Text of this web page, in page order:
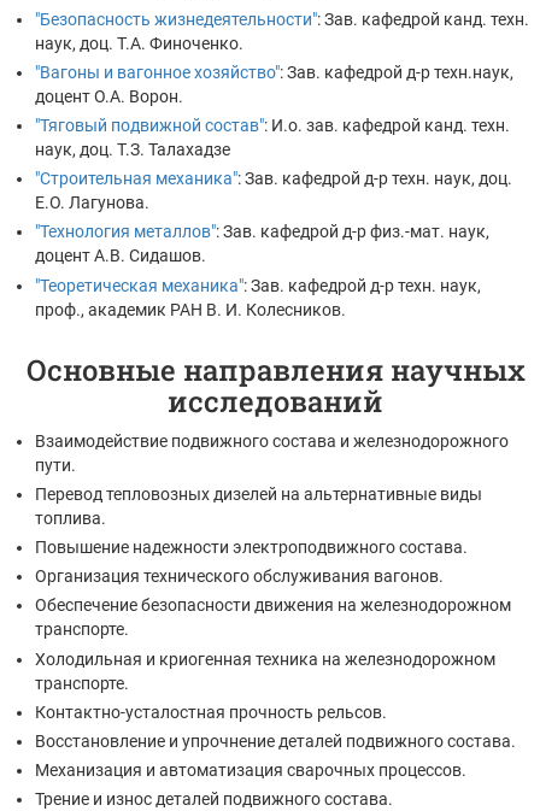
"Безопасность жизнедеятельности": Зав. кафедрой канд. техн.
наук, доц. Т.А. Финоченко.
"Вагоны и вагонное хозяйство": Зав. кафедрой д-р техн.наук,
доцент О.А. Ворон.
"Тяговый подвижной состав": И.о. зав. кафедрой канд. техн.
наук, доц. Т.З. Талахадзе
"Строительная механика": Зав. кафедрой д-р техн. наук, доц.
Е.О. Лагунова.
"Технология металлов": Зав. кафедрой д-р физ.-мат. наук,
доцент А.В. Сидашов.
"Теоретическая механика": Зав. кафедрой д-р техн. наук,
проф., академик РАН В. И. Колесников.
Основные направления научных
исследований
Взаимодействие подвижного состава и железнодорожного
пути.
Перевод тепловозных дизелей на альтернативные виды
топлива.
Повышение надежности электроподвижного состава.
Организация технического обслуживания вагонов.
Обеспечение безопасности движения на железнодорожном
транспорте.
Холодильная и криогенная техника на железнодорожном
транспорте.
Контактно-усталостная прочность рельсов.
Восстановление и упрочнение деталей подвижного состава.
Механизация и автоматизация сварочных процессов.
Трение и износ деталей подвижного состава.